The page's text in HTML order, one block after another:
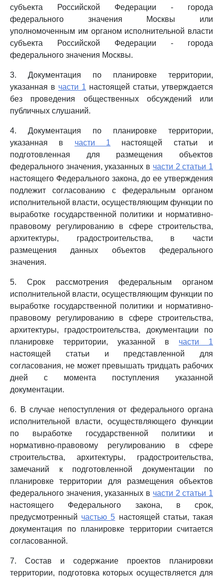
субъекта Российской Федерации - города
федерального значения Москвы или
уполномоченным им органом исполнительной власти
субъекта Российской Федерации - города
федерального значения Москвы.
3. Документация по планировке территории,
указанная в части 1 настоящей статьи, утверждается
без проведения общественных обсуждений или
публичных слушаний.
4. Документация по планировке территории,
указанная в части 1 настоящей статьи и
подготовленная для размещения объектов
федерального значения, указанных в части 2 статьи 1
настоящего Федерального закона, до ее утверждения
подлежит согласованию с федеральным органом
исполнительной власти, осуществляющим функции по
выработке государственной политики и нормативно-
правовому регулированию в сфере строительства,
архитектуры, градостроительства, в части
размещения данных объектов федерального
значения.
5. Срок рассмотрения федеральным органом
исполнительной власти, осуществляющим функции по
выработке государственной политики и нормативно-
правовому регулированию в сфере строительства,
архитектуры, градостроительства, документации по
планировке территории, указанной в части 1
настоящей статьи и представленной для
согласования, не может превышать тридцать рабочих
дней с момента поступления указанной
документации.
6. В случае непоступления от федерального органа
исполнительной власти, осуществляющего функции
по выработке государственной политики и
нормативно-правовому регулированию в сфере
строительства, архитектуры, градостроительства,
замечаний к подготовленной документации по
планировке территории для размещения объектов
федерального значения, указанных в части 2 статьи 1
настоящего Федерального закона, в срок,
предусмотренный частью 5 настоящей статьи, такая
документация по планировке территории считается
согласованной.
7. Состав и содержание проектов планировки
территории, подготовка которых осуществляется для